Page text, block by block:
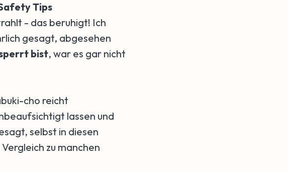
Tips
- das beruhigt! Ich
gesagt, abgesehen
bist, war es gar nicht
cho reicht
lassen und
selbst in diesen
zu manchen